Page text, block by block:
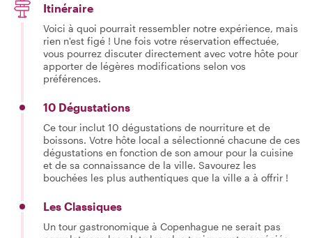
Itinéraire
Voici à quoi pourrait ressembler notre expérience, mais
rien n'est figé ! Une fois votre réservation effectuée,
vous pourrez discuter directement avec votre hôte pour
apporter de légères modifications selon vos
préférences.
10 Dégustations
Ce tour inclut 10 dégustations de nourriture et de
boissons. Votre hôte local a sélectionné chacune de ces
dégustations en fonction de son amour pour la cuisine
et de sa connaissance de la ville. Savourez les
bouchées les plus authentiques que la ville a à offrir !
Les Classiques
Un tour gastronomique à Copenhague ne serait pas